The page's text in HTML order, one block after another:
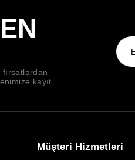
fırsatlardan
kayıt
Müşteri Hizmetleri